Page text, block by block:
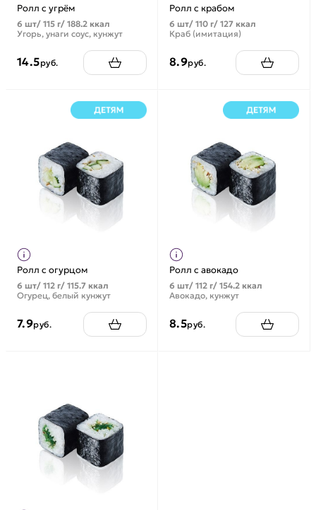
Ролл с угрём
6 шт/ 115 г/ 188.2 ккал
Угорь, унаги соус, кунжут
14.5руб.
Ролл с крабом
6 шт/ 110 г/ 127 ккал
Краб (имитация)
8.9руб.
Ролл с огурцом
6 шт/ 112 г/ 115.7 ккал
Огурец, белый кунжут
7.9руб.
Ролл с авокадо
6 шт/ 112 г/ 154.2 ккал
Авокадо, кунжут
8.5руб.